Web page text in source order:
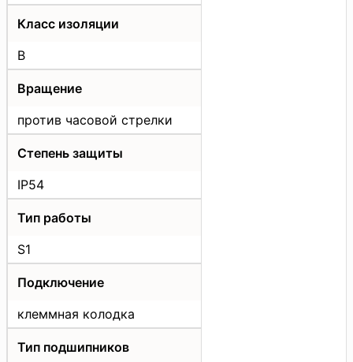
Класс изоляции
B
Вращение
против часовой стрелки
Степень защиты
IP54
Тип работы
S1
Подключение
клеммная колодка
Тип подшипников